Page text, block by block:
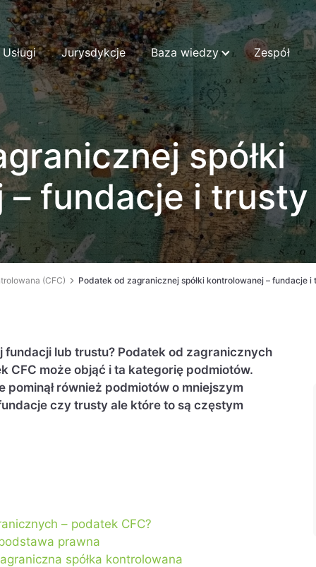
Usługi Jurysdykcje Baza wiedzy Zespół
spółki
fundacje i trusty
(CFC) Podatek od zagranicznej spółki kontrolowanej – fundacje i
lub trustu? Podatek od zagranicznych
CFC może objąć i ta kategorię podmiotów.
również podmiotów o mniejszym
czy trusty ale które to są częstym
– podatek CFC?
prawna
spółka kontrolowana